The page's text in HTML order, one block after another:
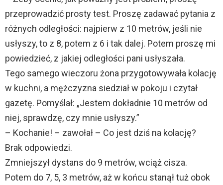
przeprowadzić prosty test. Proszę zadawać pytania z
różnych odległości: najpierw z 10 metrów, jeśli nie
usłyszy, to z 8, potem z 6 i tak dalej. Potem proszę mi
powiedzieć, z jakiej odległości pani usłyszała.
Tego samego wieczoru żona przygotowywała kolację
w kuchni, a mężczyzna siedział w pokoju i czytał
gazetę. Pomyślał: „Jestem dokładnie 10 metrów od
niej, sprawdzę, czy mnie usłyszy.”
– Kochanie! – zawołał – Co jest dziś na kolację?
Brak odpowiedzi.
Zmniejszył dystans do 9 metrów, wciąż cisza.
Potem do 7, 5, 3 metrów, aż w końcu stanął tuż obok